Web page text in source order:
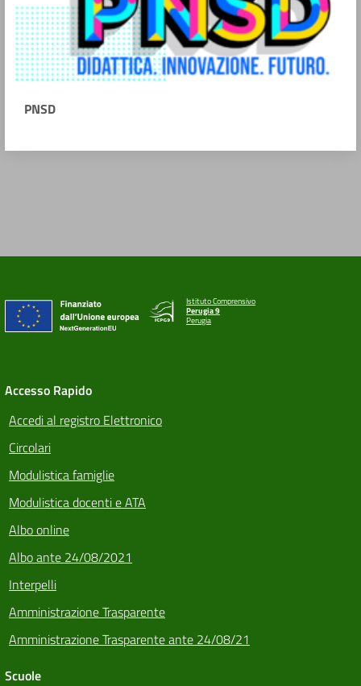
PNSD
Istituto Comprensivo
Perugia 9
Perugia
Accesso Rapido
Accedi al registro Elettronico
Circolari
Modulistica famiglie
Modulistica docenti e ATA
Albo online
Albo ante 24/08/2021
Interpelli
Amministrazione Trasparente
Amministrazione Trasparente ante 24/08/21
Scuole